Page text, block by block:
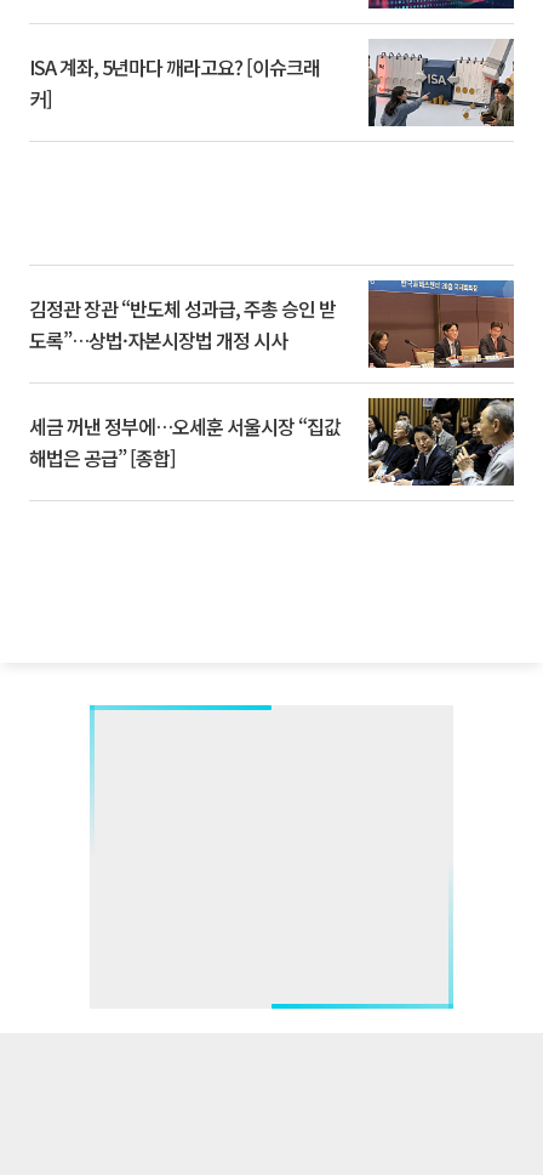
ISA 계좌, 5년마다 깨라고요? [이슈크래
커]
김정관 장관 “반도체 성과급, 주총 승인 받
도록”…상법·자본시장법 개정 시사
세금 꺼낸 정부에…오세훈 서울시장 “집값
해법은 공급” [종합]